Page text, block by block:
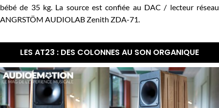
bébé de 35 kg. La source est confiée au DAC / lecteur réseau
ANGRSTÖM AUDIOLAB Zenith ZDA-71.
LES AT23 : DES COLONNES AU SON ORGANIQUE